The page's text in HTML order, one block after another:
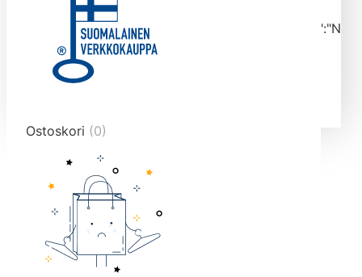
tmlmvi","meta_query":
data-original-query-vars="[]" data-page="1"
data-max-pages="4513" data-start="1" data-
end="10">
Ostoskori (0)